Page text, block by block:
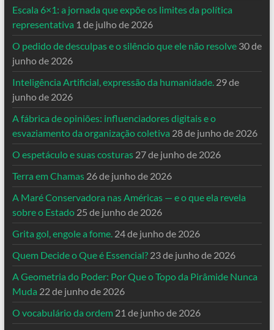
Escala 6×1: a jornada que expõe os limites da política
representativa 1 de julho de 2026
O pedido de desculpas e o silêncio que ele não resolve 30 de
junho de 2026
Inteligência Artificial, expressão da humanidade. 29 de
junho de 2026
A fábrica de opiniões: influenciadores digitais e o
esvaziamento da organização coletiva 28 de junho de 2026
O espetáculo e suas costuras 27 de junho de 2026
Terra em Chamas 26 de junho de 2026
A Maré Conservadora nas Américas — e o que ela revela
sobre o Estado 25 de junho de 2026
Grita gol, engole a fome. 24 de junho de 2026
Quem Decide o Que é Essencial? 23 de junho de 2026
A Geometria do Poder: Por Que o Topo da Pirâmide Nunca
Muda 22 de junho de 2026
O vocabulário da ordem 21 de junho de 2026